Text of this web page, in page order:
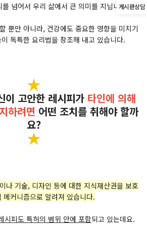
게시판상담
넘어서 우리 삶에서 큰 의미를 지닙니다.
뿐만 아니라, 건강에도 중요한 영향을 미치기
독특한 요리법을 창조해 내고 있습니다.
★
이 고안한 레시피가 타인에 의해
하려면 어떤 조치를 취해야 할까
요?
★
나 기술, 디자인 등에 대한 지식재산권을 보호
메커니즘으로 알려져 있습니다.
시피도 특허의 범위 안에 포함되고 있는데요.